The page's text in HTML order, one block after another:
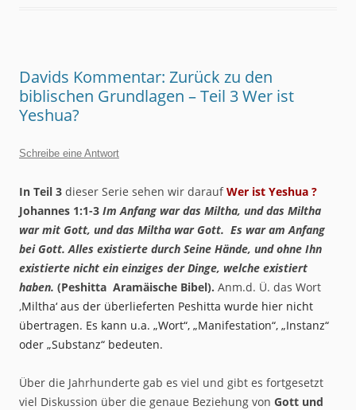
Davids Kommentar: Zurück zu den
biblischen Grundlagen – Teil 3 Wer ist
Yeshua?
Schreibe eine Antwort
In Teil 3 dieser Serie sehen wir daraufWer ist Yeshua ?
Johannes 1:1-3 Im Anfang war das Miltha, und das Miltha
war mit Gott, und das Miltha war Gott. Es war am Anfang
bei Gott. Alles existierte durch Seine Hände, und ohne Ihn
existierte nicht ein einziges der Dinge, welche existiert
haben. (Peshitta Aramäische Bibel). Anm.d. Ü. das Wort
‚Miltha‘ aus der überlieferten Peshitta wurde hier nicht
übertragen. Es kann u.a. „Wort“, „Manifestation“, „Instanz“
oder „Substanz“ bedeuten.
Über die Jahrhunderte gab es viel und gibt es fortgesetzt
viel Diskussion über die genaue Beziehung von Gott und